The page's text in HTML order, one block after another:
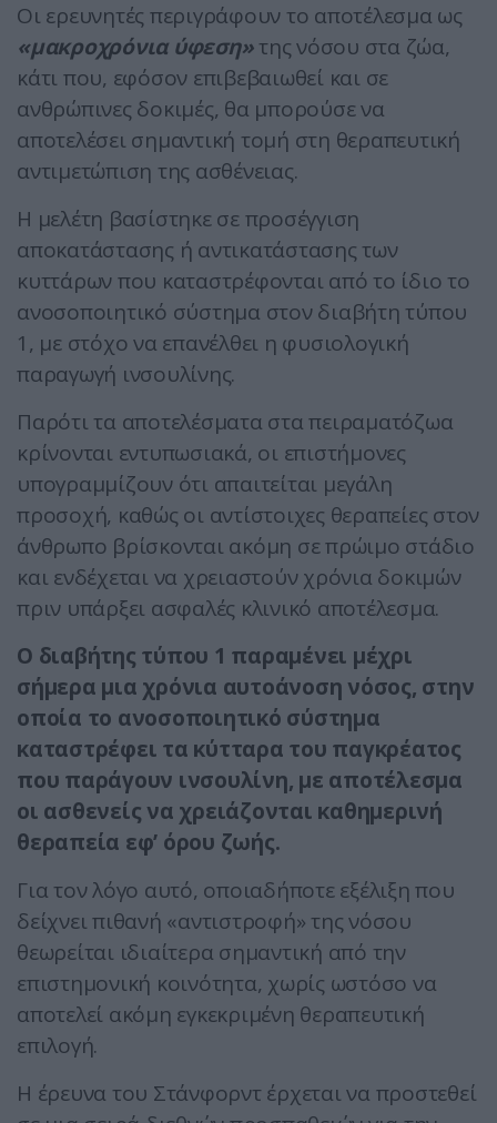
Οι ερευνητές περιγράφουν το αποτέλεσμα ως
«μακροχρόνια ύφεση»της νόσου στα ζώα,
κάτι που, εφόσον επιβεβαιωθεί και σε
ανθρώπινες δοκιμές, θα μπορούσε να
αποτελέσει σημαντική τομή στη θεραπευτική
αντιμετώπιση της ασθένειας.
Η μελέτη βασίστηκε σε προσέγγιση
αποκατάστασης ή αντικατάστασης των
κυττάρων που καταστρέφονται από το ίδιο το
ανοσοποιητικό σύστημα στον διαβήτη τύπου
1, με στόχο να επανέλθει η φυσιολογική
παραγωγή ινσουλίνης.
Παρότι τα αποτελέσματα στα πειραματόζωα
κρίνονται εντυπωσιακά, οι επιστήμονες
υπογραμμίζουν ότι απαιτείται μεγάλη
προσοχή, καθώς οι αντίστοιχες θεραπείες στον
άνθρωπο βρίσκονται ακόμη σε πρώιμο στάδιο
και ενδέχεται να χρειαστούν χρόνια δοκιμών
πριν υπάρξει ασφαλές κλινικό αποτέλεσμα.
Ο διαβήτης τύπου 1 παραμένει μέχρι
σήμερα μια χρόνια αυτοάνοση νόσος, στην
οποία το ανοσοποιητικό σύστημα
καταστρέφει τα κύτταρα του παγκρέατος
που παράγουν ινσουλίνη, με αποτέλεσμα
οι ασθενείς να χρειάζονται καθημερινή
θεραπεία εφ’ όρου ζωής.
Για τον λόγο αυτό, οποιαδήποτε εξέλιξη που
δείχνει πιθανή «αντιστροφή» της νόσου
θεωρείται ιδιαίτερα σημαντική από την
επιστημονική κοινότητα, χωρίς ωστόσο να
αποτελεί ακόμη εγκεκριμένη θεραπευτική
επιλογή.
Η έρευνα του Στάνφορντ έρχεται να προστεθεί